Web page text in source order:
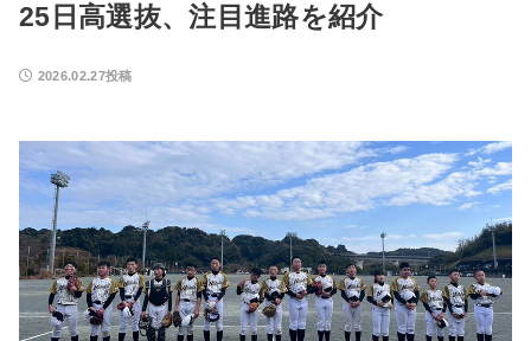
25日高選抜、注目進路を紹介
2026.02.27投稿